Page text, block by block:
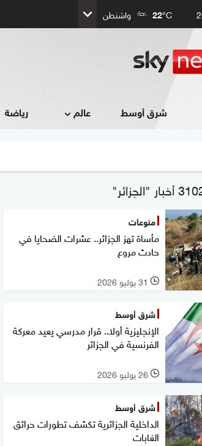
22°C واشنطن
شرق أوسط عالم رياضة
منوعات
مأساة تهز الجزائر.. عشرات الضحايا في
حادث مروع
l 31 يوليو 2026
شرق أوسط
الإنجليزية أولا.. قرار مدرسي يعيد معركة
الفرنسية في الجزائر
l 26 يوليو 2026
شرق أوسط
الداخلية الجزائرية تكشف تطورات حرائق
الغابات